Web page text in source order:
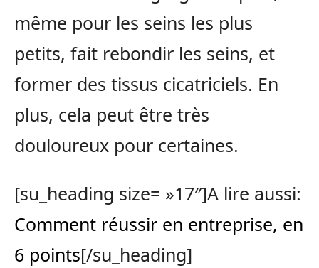
même pour les seins les plus
petits, fait rebondir les seins, et
former des tissus cicatriciels. En
plus, cela peut être très
douloureux pour certaines.
[su_heading size= »17″]A lire aussi:
Comment réussir en entreprise, en
6 points[/su_heading]